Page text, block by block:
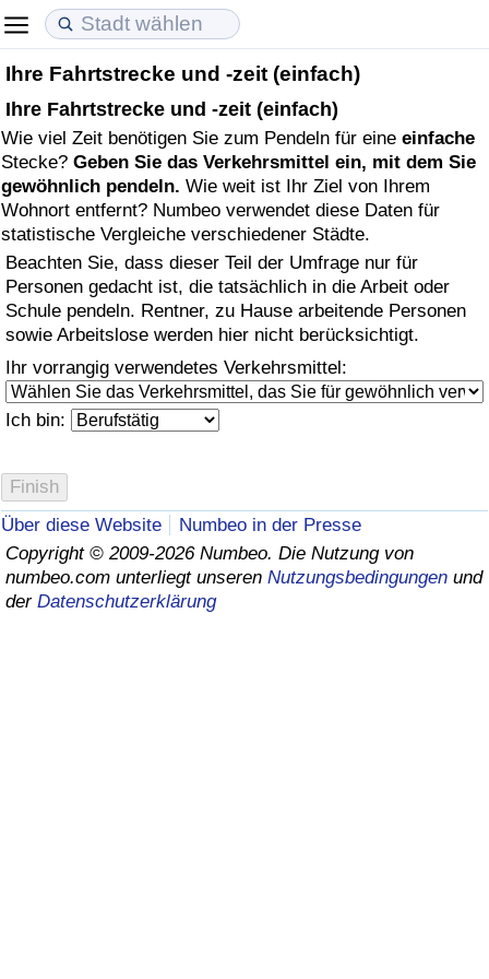
Ihre Fahrtstrecke und -zeit (einfach)
Ihre Fahrtstrecke und -zeit (einfach)
Wie viel Zeit benötigen Sie zum Pendeln für eine einfache
Stecke? Geben Sie das Verkehrsmittel ein, mit dem Sie
gewöhnlich pendeln. Wie weit ist Ihr Ziel von Ihrem
Wohnort entfernt? Numbeo verwendet diese Daten für
statistische Vergleiche verschiedener Städte.
Beachten Sie, dass dieser Teil der Umfrage nur für
Personen gedacht ist, die tatsächlich in die Arbeit oder
Schule pendeln. Rentner, zu Hause arbeitende Personen
sowie Arbeitslose werden hier nicht berücksichtigt.
Ihr vorrangig verwendetes Verkehrsmittel:
Ich bin:
Über diese Website
Numbeo in der Presse
Copyright © 2009-2026 Numbeo. Die Nutzung von
numbeo.com unterliegt unseren Nutzungsbedingungen und
der Datenschutzerklärung
Lebenshaltungskosten
Lebenshaltungskosten-Index (aktuell)
Lebenshaltungskosten-Index
Lebenshaltungskosten-Index nach Land
in Akaba
Immobilienpreise
Immobilienpreis-Index (aktuell)
Immobilienpreis-Index
Immobilienpreis-Index nach Land
Lebensqualität
Lebensqualität-Index
Lebensqualität-Index (aktuell)
Lebensqualitätsindex nach Land
Kriminalität
Kriminalitäts-Index (aktuell)
Kriminalitäts-Index
Kriminalitätsindex nach Land
Gesundheitsversorgung
Gesundheitsversorgungs-Index (aktuell)